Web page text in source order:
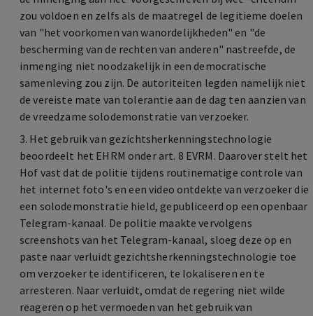
zou voldoen en zelfs als de maatregel de legitieme doelen
van "het voorkomen van wanordelijkheden" en "de
bescherming van de rechten van anderen" nastreefde, de
inmenging niet noodzakelijk in een democratische
samenleving zou zijn. De autoriteiten legden namelijk niet
de vereiste mate van tolerantie aan de dag ten aanzien van
de vreedzame solodemonstratie van verzoeker.
3. Het gebruik van gezichtsherkenningstechnologie
beoordeelt het EHRM onder art. 8 EVRM. Daarover stelt het
Hof vast dat de politie tijdens routinematige controle van
het internet foto's en een video ontdekte van verzoeker die
een solodemonstratie hield, gepubliceerd op een openbaar
Telegram-kanaal. De politie maakte vervolgens
screenshots van het Telegram-kanaal, sloeg deze op en
paste naar verluidt gezichtsherkenningstechnologie toe
om verzoeker te identificeren, te lokaliseren en te
arresteren. Naar verluidt, omdat de regering niet wilde
reageren op het vermoeden van het gebruik van